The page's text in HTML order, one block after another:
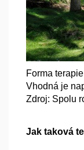
Forma
Vhodná je
Zdroj: Spolu
Jak taková